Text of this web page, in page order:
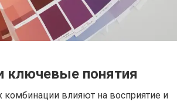
ключевые понятия
комбинации влияют на восприятие и